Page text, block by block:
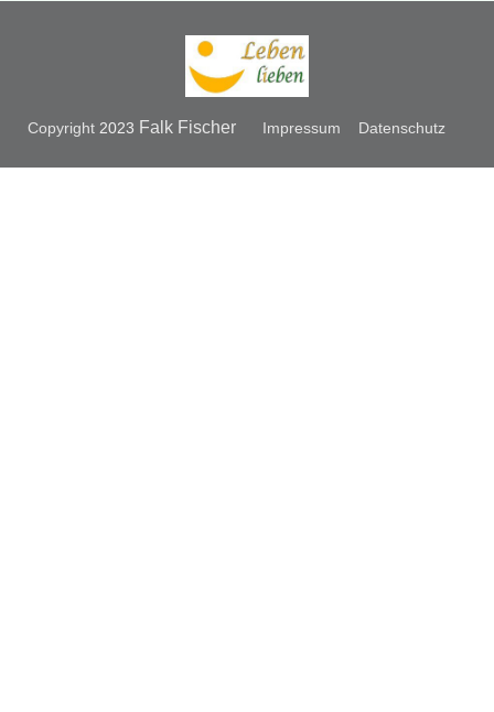
Copyright 2023 Falk Fischer Impressum Datenschutz